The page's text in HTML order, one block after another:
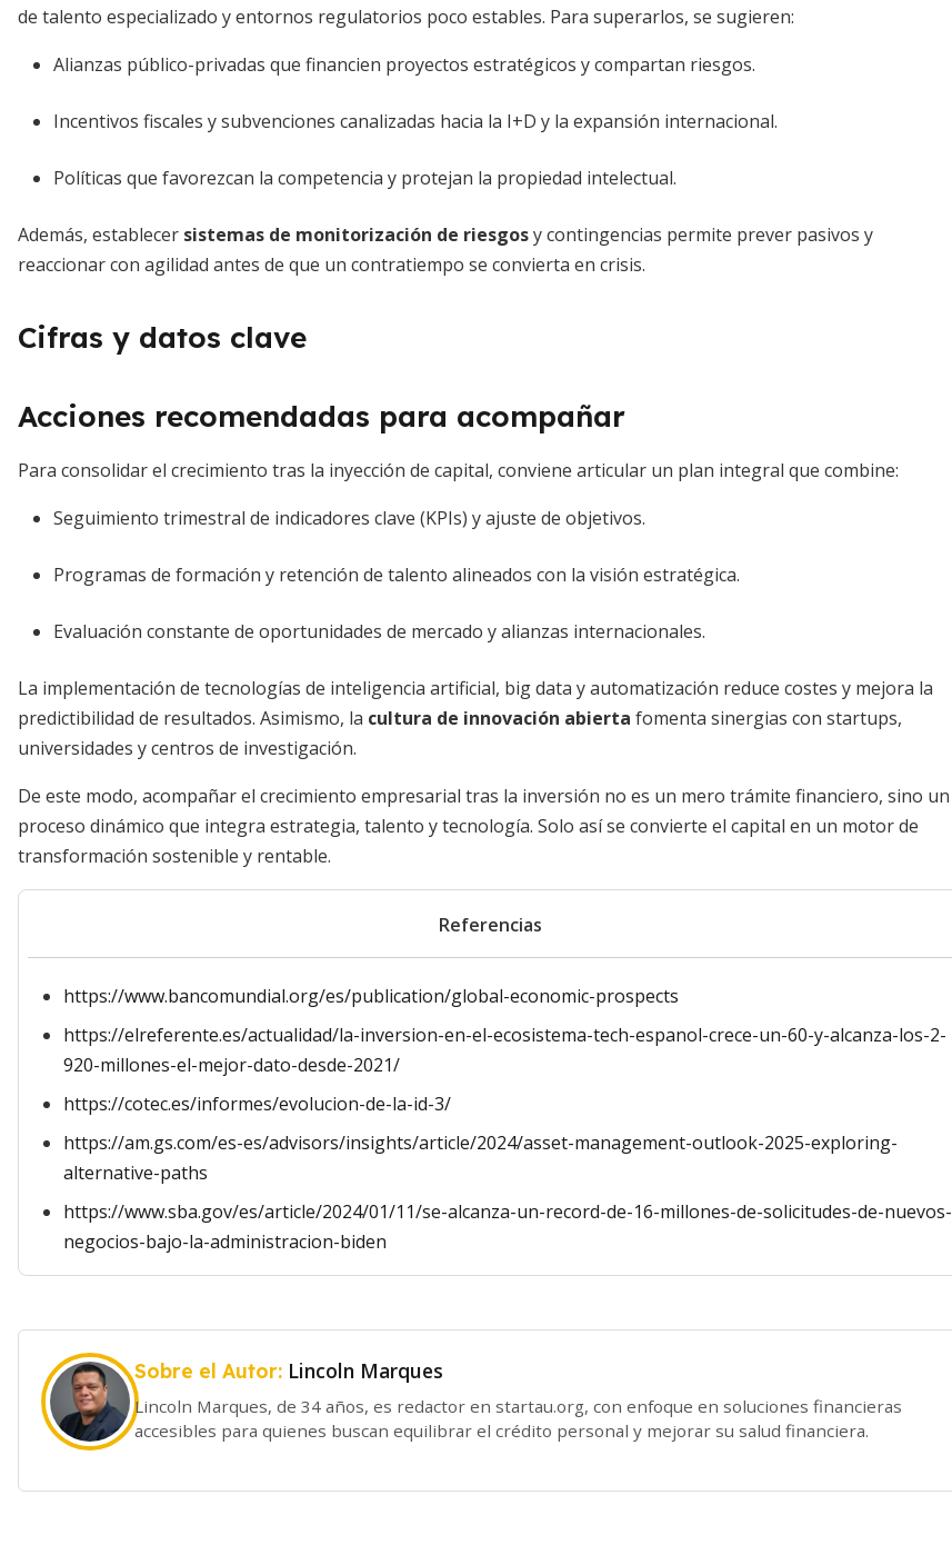
de talento especializado y entornos regulatorios poco estables. Para superarlos, se sugieren:
Alianzas público-privadas que financien proyectos estratégicos y compartan riesgos.
Incentivos fiscales y subvenciones canalizadas hacia la I+D y la expansión internacional.
Políticas que favorezcan la competencia y protejan la propiedad intelectual.
Además, establecer sistemas de monitorización de riesgosy contingencias permite prever pasivos y
reaccionar con agilidad antes de que un contratiempo se convierta en crisis.
Cifras y datos clave
Acciones recomendadas para acompañar
Para consolidar el crecimiento tras la inyección de capital, conviene articular un plan integral que combine:
Seguimiento trimestral de indicadores clave (KPIs) y ajuste de objetivos.
Programas de formación y retención de talento alineados con la visión estratégica.
Evaluación constante de oportunidades de mercado y alianzas internacionales.
La implementación de tecnologías de inteligencia artificial, big data y automatización reduce costes y mejora la
predictibilidad de resultados. Asimismo, la cultura de innovación abierta fomenta sinergias con startups,
universidades y centros de investigación.
De este modo, acompañar el crecimiento empresarial tras la inversión no es un mero trámite financiero, sino un
proceso dinámico que integra estrategia, talento y tecnología. Solo así se convierte el capital en un motor de
transformación sostenible y rentable.
Referencias
https://www.bancomundial.org/es/publication/global-economic-prospects
https://elreferente.es/actualidad/la-inversion-en-el-ecosistema-tech-espanol-crece-un-60-y-alcanza-los-2-
920-millones-el-mejor-dato-desde-2021/
https://cotec.es/informes/evolucion-de-la-id-3/
https://am.gs.com/es-es/advisors/insights/article/2024/asset-management-outlook-2025-exploring-
alternative-paths
https://www.sba.gov/es/article/2024/01/11/se-alcanza-un-record-de-16-millones-de-solicitudes-de-nuevos-
negocios-bajo-la-administracion-biden
Sobre el Autor: Lincoln Marques
Lincoln Marques, de 34 años, es redactor en startau.org, con enfoque en soluciones financieras
accesibles para quienes buscan equilibrar el crédito personal y mejorar su salud financiera.